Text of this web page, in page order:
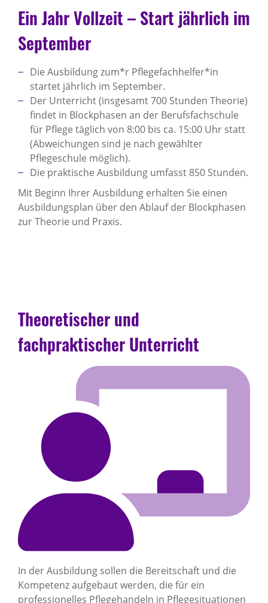
Ein Jahr Vollzeit – Start jährlich im
September
Die Ausbildung zum*r Pflegefachhelfer*in
startet jährlich im September.
Der Unterricht (insgesamt 700 Stunden Theorie)
findet in Blockphasen an der Berufsfachschule
für Pflege täglich von 8:00 bis ca. 15:00 Uhr statt
(Abweichungen sind je nach gewählter
Pflegeschule möglich).
Die praktische Ausbildung umfasst 850 Stunden.
Mit Beginn Ihrer Ausbildung erhalten Sie einen
Ausbildungsplan über den Ablauf der Blockphasen
zur Theorie und Praxis.
Theoretischer und
fachpraktischer Unterricht
In der Ausbildung sollen die Bereitschaft und die
Kompetenz aufgebaut werden, die für ein
professionelles Pflegehandeln in Pflegesituationen